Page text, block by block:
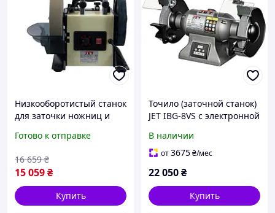
Низкооборотистый станок
для заточки ножниц и
кругом
Готово к отправке
15 059₴
16 659 ₴
Купить
Точило (заточной станок)
JET IBG-8VS с электронной
В наличии
от3675₴/мес
22 050₴
Купить